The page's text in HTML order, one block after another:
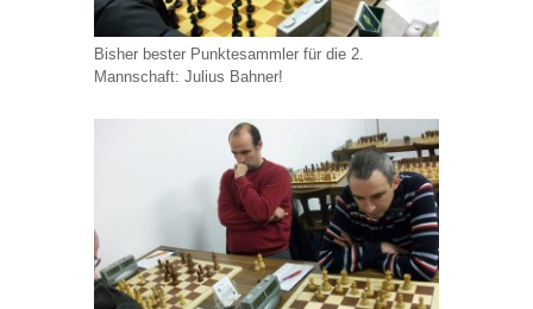
Bisher bester Punktesammler für die 2.
Mannschaft: Julius Bahner!